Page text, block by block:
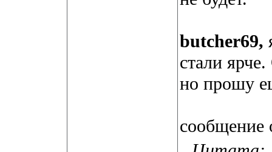
butcher69,
стали
но прошу
сообщение